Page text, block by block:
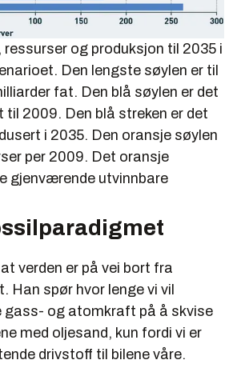
ressurser og produksjon til 2035 i
Den lengste søylen er til
fat. Den blå søylen er det
til 2009. Den blå streken er det
i 2035. Den oransje søylen
per 2009. Det oransje
gjenværende utvinnbare
verden er på vei bort fra
Han spør hvor lenge vi vil
gass- og atomkraft på å skvise
med oljesand, kun fordi vi er
drivstoff til bilene våre.